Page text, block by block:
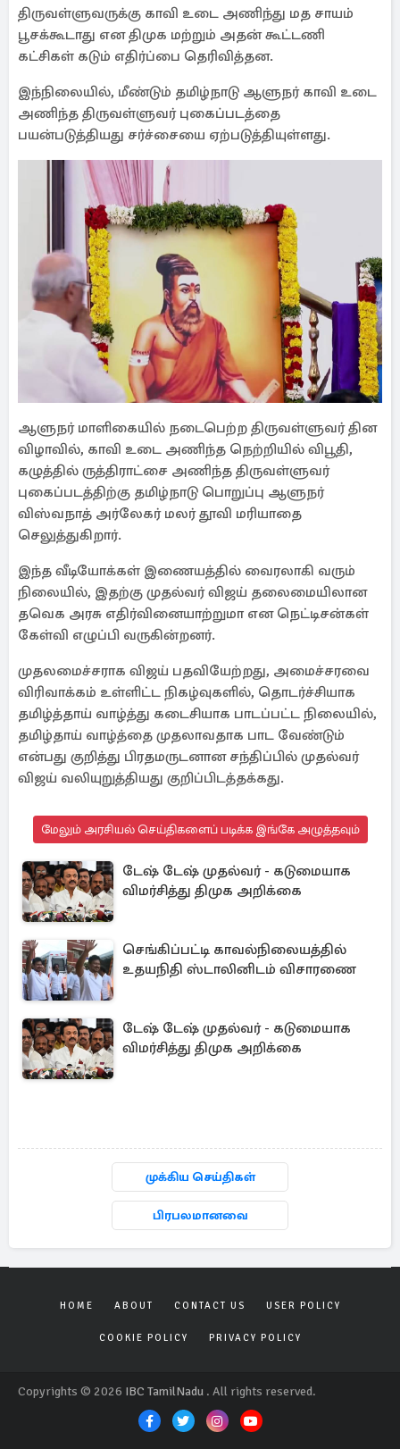
திருவள்ளுவருக்கு காவி உடை அணிந்து மத சாயம்
பூசக்கூடாது என திமுக மற்றும் அதன் கூட்டணி
கட்சிகள் கடும் எதிர்ப்பை தெரிவித்தன.
இந்நிலையில், மீண்டும் தமிழ்நாடு ஆளுநர் காவி உடை
அணிந்த திருவள்ளுவர் புகைப்படத்தை
பயன்படுத்தியது சர்ச்சையை ஏற்படுத்தியுள்ளது.
ஆளுநர் மாளிகையில் நடைபெற்ற திருவள்ளுவர் தின
விழாவில், காவி உடை அணிந்த நெற்றியில் விபூதி,
கழுத்தில் ருத்திராட்சை அணிந்த திருவள்ளுவர்
புகைப்படத்திற்கு தமிழ்நாடு பொறுப்பு ஆளுநர்
விஸ்வநாத் அர்லேகர் மலர் தூவி மரியாதை
செலுத்துகிறார்.
இந்த வீடியோக்கள் இணையத்தில் வைரலாகி வரும்
நிலையில், இதற்கு முதல்வர் விஜய் தலைமையிலான
தவெக அரசு எதிர்வினையாற்றுமா என நெட்டிசன்கள்
கேள்வி எழுப்பி வருகின்றனர்.
முதலமைச்சராக விஜய் பதவியேற்றது, அமைச்சரவை
விரிவாக்கம் உள்ளிட்ட நிகழ்வுகளில், தொடர்ச்சியாக
தமிழ்த்தாய் வாழ்த்து கடைசியாக பாடப்பட்ட நிலையில்,
தமிழ்தாய் வாழ்த்தை முதலாவதாக பாட வேண்டும்
என்பது குறித்து பிரதமருடனான சந்திப்பில் முதல்வர்
விஜய் வலியுறுத்தியது குறிப்பிடத்தக்கது.
மேலும் அரசியல் செய்திகளைப் படிக்க இங்கே அழுத்தவும்
டேஷ் டேஷ் முதல்வர் - கடுமையாக
விமர்சித்து திமுக அறிக்கை
செங்கிப்பட்டி காவல்நிலையத்தில்
உதயநிதி ஸ்டாலினிடம் விசாரணை
டேஷ் டேஷ் முதல்வர் - கடுமையாக
விமர்சித்து திமுக அறிக்கை
முக்கிய செய்திகள்
பிரபலமானவை
HOME ABOUT CONTACT US USER POLICY
COOKIE POLICY PRIVACY POLICY
Copyrights © 2026 IBC TamilNadu . All rights reserved.